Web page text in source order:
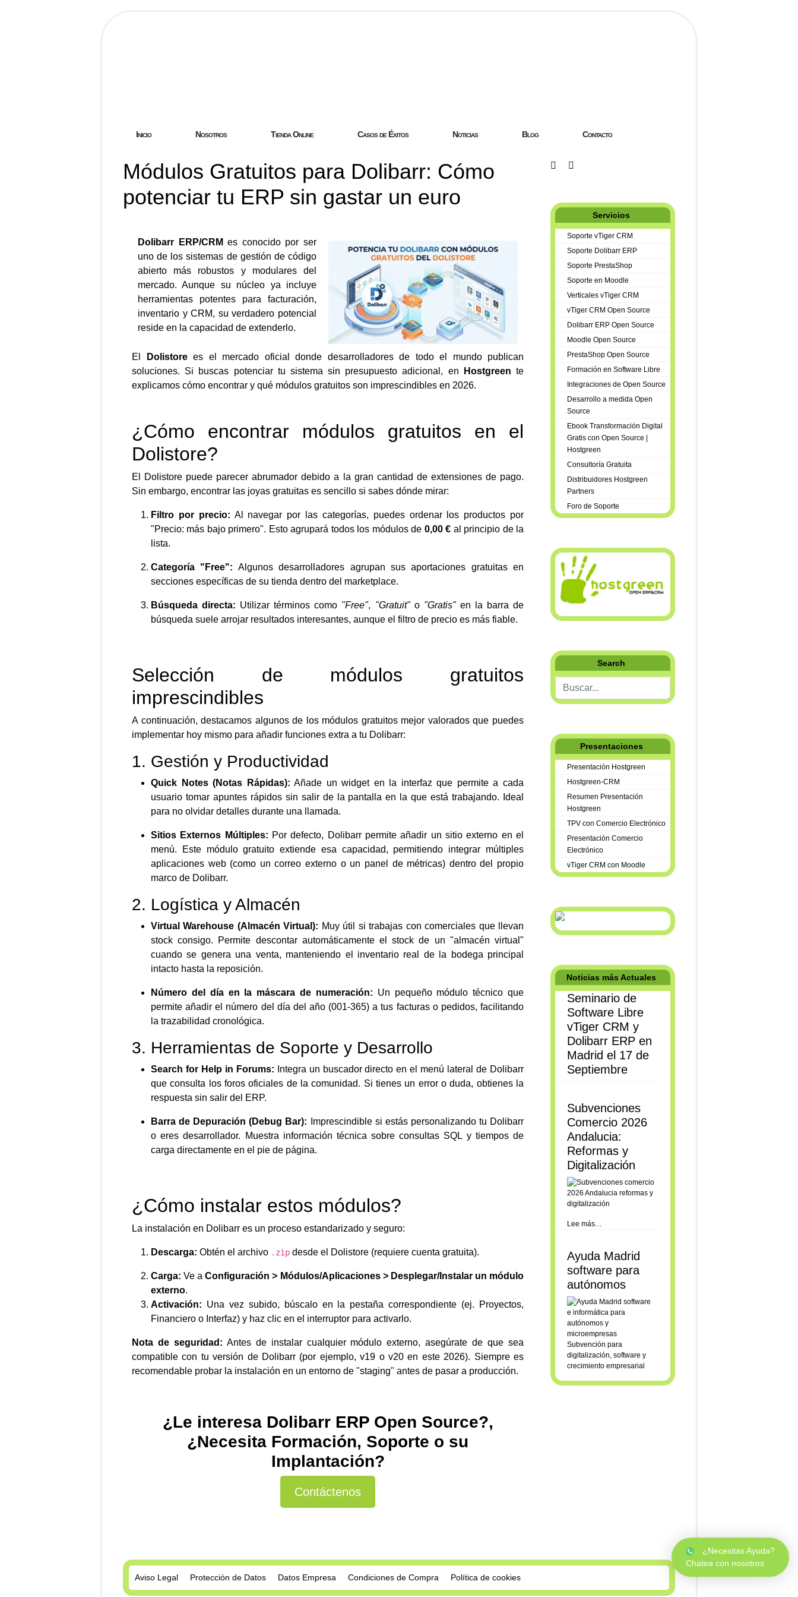
Inicio Nosotros Tienda Online Casos de Éxitos Noticias Blog Contacto
Módulos Gratuitos para Dolibarr: Cómo
potenciar tu ERP sin gastar un euro
Dolibarr ERP/CRM es conocido por ser
uno de los sistemas de gestión de código
abierto más robustos y modulares del
mercado. Aunque su núcleo ya incluye
herramientas potentes para facturación,
inventario y CRM, su verdadero potencial
reside en la capacidad de extenderlo.
El Dolistorees el mercado oficial donde desarrolladores de todo el mundo publican
soluciones. Si buscas potenciar tu sistema sin presupuesto adicional, en
Hostgreen te
explicamos cómo encontrar y qué módulos gratuitos son imprescindibles en 2026.
¿Cómo encontrar módulos gratuitos en el
Dolistore?
El Dolistore puede parecer abrumador debido a la gran cantidad de extensiones de pago.
Sin embargo, encontrar las joyas gratuitas es sencillo si sabes dónde mirar:
Filtro por precio: Al navegar por las categorías, puedes ordenar los productos por
"Precio: más bajo primero". Esto agrupará todos los módulos de 0,00 € al principio de la
lista.
Categoría "Free": Algunos desarrolladores agrupan sus aportaciones gratuitas en
secciones específicas de su tienda dentro del marketplace.
Búsqueda directa: Utilizar términos como "Free", "Gratuit"o "Gratis"en la barra de
búsqueda suele arrojar resultados interesantes, aunque el filtro de precio es más fiable.
Selección de módulos gratuitos
imprescindibles
A continuación, destacamos algunos de los módulos gratuitos mejor valorados que puedes
implementar hoy mismo para añadir funciones extra a tu Dolibarr:
1. Gestión y Productividad
Quick Notes (Notas Rápidas): Añade un widget en la interfaz que permite a cada
usuario tomar apuntes rápidos sin salir de la pantalla en la que está trabajando. Ideal
para no olvidar detalles durante una llamada.
Sitios Externos Múltiples: Por defecto, Dolibarr permite añadir un sitio externo en el
menú.
Este módulo gratuito extiende esa capacidad, permitiendo integrar múltiples
aplicaciones web (como un correo externo o un panel de métricas) dentro del propio
marco de Dolibarr.
2. Logística y Almacén
Virtual Warehouse (Almacén Virtual): Muy útil si trabajas con comerciales que llevan
stock consigo. Permite descontar automáticamente el stock de un "almacén virtual"
cuando se genera una venta, manteniendo el inventario real de la bodega principal
intacto hasta la reposición.
Número del día en la máscara de numeración: Un pequeño módulo técnico que
permite añadir el número del día del año (001-365) a tus facturas o pedidos, facilitando
la trazabilidad cronológica.
3. Herramientas de Soporte y Desarrollo
Search for Help in Forums: Integra un buscador directo en el menú lateral de Dolibarr
que consulta los foros oficiales de la comunidad. Si tienes un error o duda, obtienes la
respuesta sin salir del ERP.
Barra de Depuración (Debug Bar): Imprescindible si estás personalizando tu Dolibarr
o eres desarrollador. Muestra información técnica sobre consultas SQL y tiempos de
carga directamente en el pie de página.
¿Cómo instalar estos módulos?
La instalación en Dolibarr es un proceso estandarizado y seguro:
Descarga: Obtén el archivo .zip desde el Dolistore (requiere cuenta gratuita).
Carga: Ve aConfiguración > Módulos/Aplicaciones > Desplegar/Instalar un módulo
externo.
Activación: Una vez subido, búscalo en la pestaña correspondiente (ej. Proyectos,
Financiero o Interfaz) y haz clic en el interruptor para activarlo.
Nota de seguridad: Antes de instalar cualquier módulo externo, asegúrate de que sea
compatible con tu versión de Dolibarr (por ejemplo, v19 o v20 en este 2026). Siempre es
recomendable probar la instalación en un entorno de "staging" antes de pasar a producción.
¿Le interesa Dolibarr ERP Open Source?,
¿Necesita Formación, Soporte o su
Implantación?
Contáctenos
Servicios
Soporte vTiger CRM
Soporte Dolibarr ERP
Soporte PrestaShop
Soporte en Moodle
Verticales vTiger CRM
vTiger CRM Open Source
Dolibarr ERP Open Source
Moodle Open Source
PrestaShop Open Source
Formación en Software Libre
Integraciones de Open Source
Desarrollo a medida Open
Source
Ebook Transformación Digital
Gratis con Open Source |
Hostgreen
Consultoría Gratuita
Distribuidores Hostgreen
Partners
Foro de Soporte
Search
Buscar...
Presentaciones
Presentación Hostgreen
Hostgreen-CRM
Resumen Presentación
Hostgreen
TPV con Comercio Electrónico
Presentación Comercio
Electrónico
vTiger CRM con Moodle
Noticias más Actuales
Seminario de
Software Libre
vTiger CRM y
Dolibarr ERP en
Madrid el 17 de
Septiembre
Subvenciones
Comercio 2026
Andalucia:
Reformas y
Digitalización
Lee más…
Ayuda Madrid
software para
autónomos
Subvención para
digitalización, software y
crecimiento empresarial
¿Necesitas Ayuda?
Chatea con nosotros
Aviso Legal
Protección de Datos Datos Empresa Condiciones de Compra Política de cookies